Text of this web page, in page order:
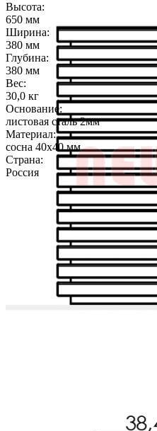
Высота:
650 мм
Ширина:
380 мм
Глубина:
380 мм
Вес:
30,0 кг
Основание:
листовая сталь 2мм
Материал:
сосна 40х40 мм
Страна:
Россия